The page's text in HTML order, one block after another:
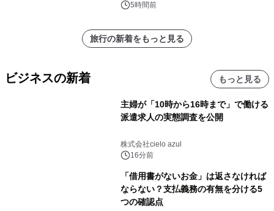
5時間前
旅行の新着をもっと見る
ビジネスの新着 もっと見る
主婦が「10時から16時まで」で働ける
派遣求人の実態調査を公開
株式会社cielo azul
16分前
「借用書がないお金」は返さなければ
ならない？支払義務の有無を分ける5
つの確認点